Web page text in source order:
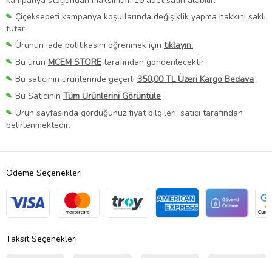
Çiçeksepeti kampanya koşullarında değişiklik yapma hakkını saklı
tutar.
Ürünün iade politikasını öğrenmek için tıklayın.
Bu ürün MCEM STORE tarafından gönderilecektir.
Bu satıcının ürünlerinde geçerli 350,00 TL Üzeri Kargo Bedava
Bu Satıcının Tüm Ürünlerini Görüntüle
Ürün sayfasında gördüğünüz fiyat bilgileri, satıcı tarafından
belirlenmektedir.
Ödeme Seçenekleri
Taksit Seçenekleri